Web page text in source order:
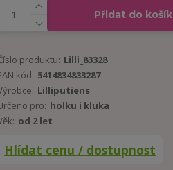
Přidat do
produktu: Lilli_83328
kód: 5414834833287
Lilliputiens
pro: holku i kluka
od 2 let
Hlídat cenu / dostupnost